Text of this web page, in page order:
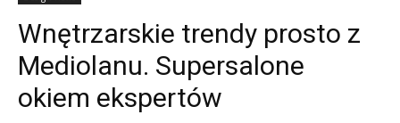
Wnętrzarskie trendy prosto z
Mediolanu. Supersalone
okiem ekspertów